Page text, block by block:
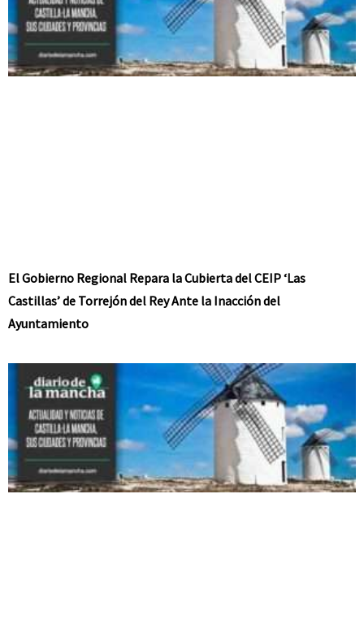
El Gobierno Regional Repara la Cubierta del CEIP ‘Las
Castillas’ de Torrejón del Rey Ante la Inacción del
Ayuntamiento